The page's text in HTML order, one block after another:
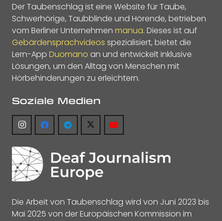
Der Taubenschlag ist eine Website für Taube,
Schwerhörige, Taubblinde und Hörende, betrieben
vom Berliner Unternehmen manua. Dieses ist auf
Gebärdensprachvideos spezialisiert, bietet die
Lern-App Duomano an und entwickelt inklusive
Lösungen, um den Alltag von Menschen mit
Hörbehinderungen zu erleichtern.
Soziale Medien
Die Arbeit von Taubenschlag wird von Juni 2023 bis
Mai 2025 von der Europäischen Kommission im